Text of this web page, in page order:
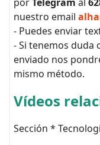
nuestro email
- Puedes enviar
- Si tenemos duda
enviado nos
mismo método.
Vídeos
Sección *